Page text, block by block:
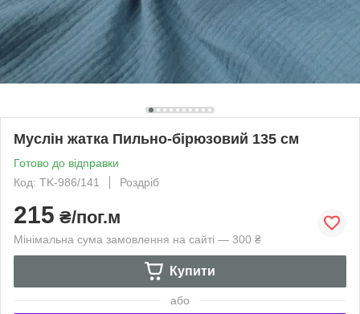
Муслін жатка Пильно-бірюзовий 135 см
Готово до відправки
Код: TK-986/141
Роздріб
215 ₴/пог.м
Мінімальна сума замовлення на сайті — 300 ₴
Купити
або